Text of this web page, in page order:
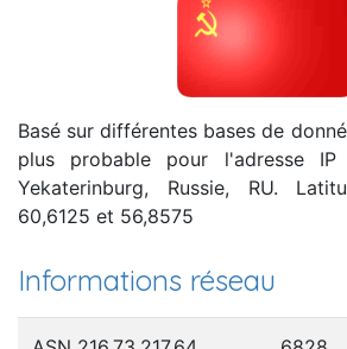
Basé sur différentes bases de
plus probable pour l'adresse IP
Yekaterinburg, Russie, RU.
60,6125 et 56,8575
Informations réseau